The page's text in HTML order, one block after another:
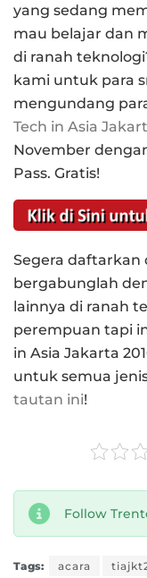
yang sedang
mau belajar dan
di ranah
kami untuk para
mengundang
Tech in Asia
November
Pass. Gratis!
Segera
bergabunglah
lainnya di ranah
perempuan tapi
in Asia Jakarta
untuk semua
tautan ini!
Follow
Tags: acara